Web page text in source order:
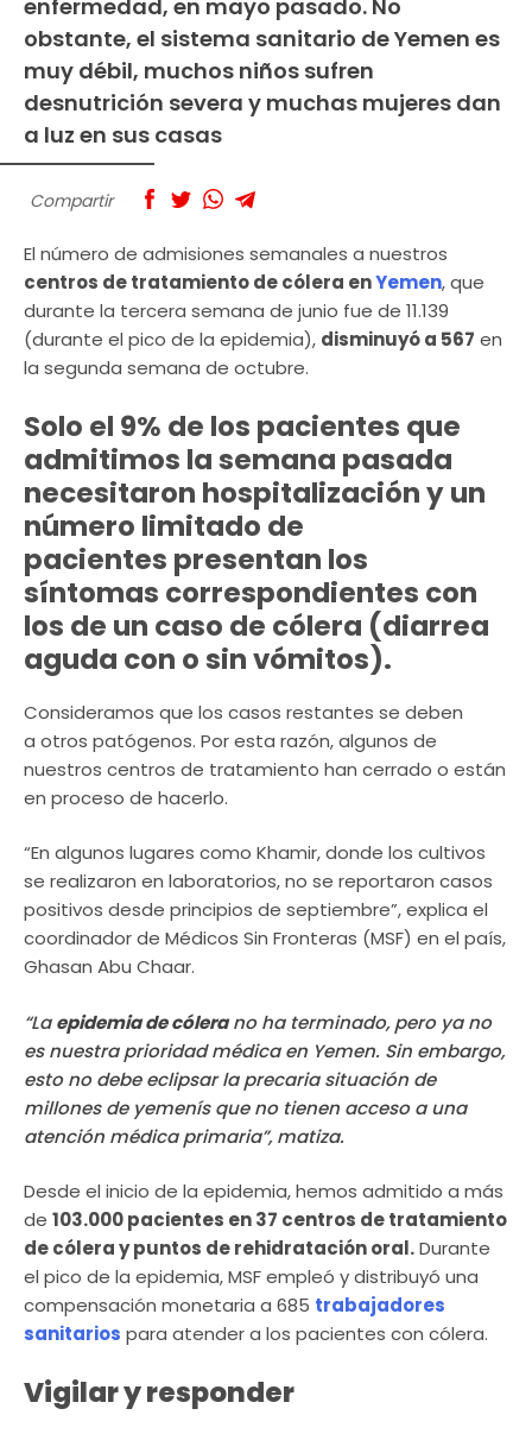
enfermedad, en mayo pasado. No
obstante, el sistema sanitario de Yemen es
muy débil, muchos niños sufren
desnutrición severa y muchas mujeres dan
a luz en sus casas
Compartir
El número de admisiones semanales a nuestros
centros de tratamiento de cólera enYemen, que
durante la tercera semana de junio fue de 11.139
(durante el pico de la epidemia), disminuyó a 567 en
la segunda semana de octubre.
Solo el 9% de los pacientes que
admitimos la semana pasada
necesitaron hospitalización y un
número limitado de
pacientes presentan los
síntomas correspondientes con
los de un caso de cólera (diarrea
aguda con o sin vómitos).
Consideramos que los casos restantes se deben
a otros patógenos. Por esta razón, algunos de
nuestros centros de tratamiento han cerrado o están
en proceso de hacerlo.
“En algunos lugares como Khamir, donde los cultivos
se realizaron en laboratorios, no se reportaron casos
positivos desde principios de septiembre”, explica el
coordinador de Médicos Sin Fronteras (MSF) en el país,
Ghasan Abu Chaar.
“Laepidemia de cólerano ha terminado, pero ya no
es nuestra prioridad médica en Yemen. Sin embargo,
esto no debe eclipsar la precaria situación de
millones de yemenís que no tienen acceso a una
atención médica primaria”, matiza.
Desde el inicio de la epidemia, hemos admitido a más
de 103.000 pacientes en 37 centros de tratamiento
de cólera y puntos de rehidratación oral.Durante
el pico de la epidemia, MSF empleó y distribuyó una
compensación monetaria a 685 trabajadores
sanitarios para atender a los pacientes con cólera.
Vigilar y responder